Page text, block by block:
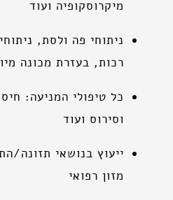
מיקרוסקופיה ועוד
ניתוחי פה ולסת,
רכות, בעזרת מכונה
כל טיפולי המניעה:
וסירוס ועוד
ייעוץ בנושאי תזונה/
מזון רפואי